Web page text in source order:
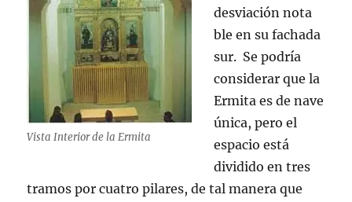
Vista Interior de la Ermita
desviación nota
ble en su fachada
sur. Se podría
considerar que la
Ermita es de nave
única, pero el
espacio está
dividido en tres
tramos por cuatro pilares, de tal manera que